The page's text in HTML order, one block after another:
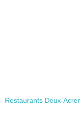
Restaurants Deux-